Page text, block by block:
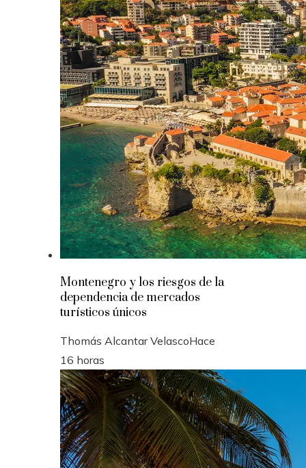
Montenegro y los riesgos de la
dependencia de mercados
turísticos únicos
Thomás Alcantar VelascoHace
16 horas